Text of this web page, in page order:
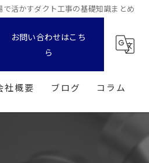
活かすダクト工事の基礎知識まとめ
お問い合わせはこち
ら
社概要 ブログ コラム